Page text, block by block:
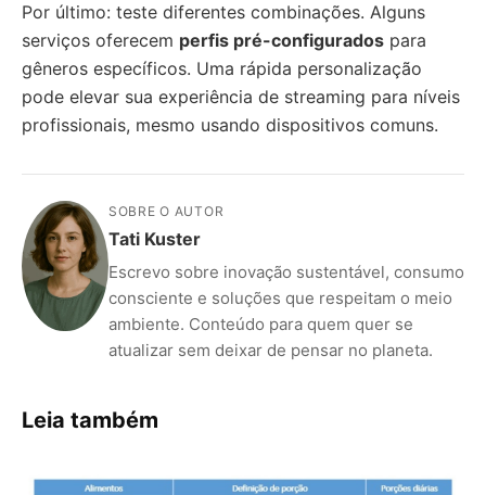
Por último: teste diferentes combinações. Alguns
serviços oferecem perfis pré-configurados para
gêneros específicos. Uma rápida personalização
pode elevar sua experiência de streaming para níveis
profissionais, mesmo usando dispositivos comuns.
SOBRE O AUTOR
Tati Kuster
Escrevo sobre inovação sustentável, consumo
consciente e soluções que respeitam o meio
ambiente. Conteúdo para quem quer se
atualizar sem deixar de pensar no planeta.
Leia também